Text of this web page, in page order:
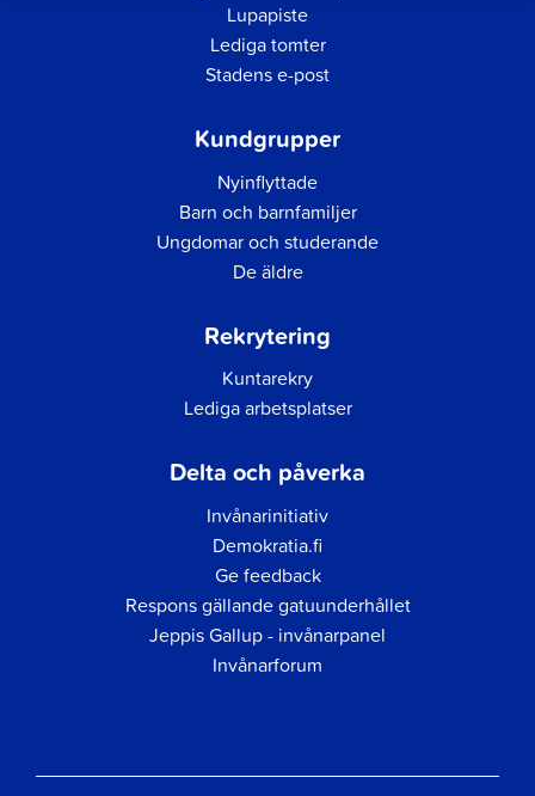
Lupapiste
Lediga tomter
Stadens e-post
Kundgrupper
Nyinflyttade
Barn och barnfamiljer
Ungdomar och studerande
De äldre
Rekrytering
Kuntarekry
Lediga arbetsplatser
Delta och påverka
Invånarinitiativ
Demokratia.fi
Ge feedback
Respons gällande gatuunderhållet
Jeppis Gallup - invånarpanel
Invånarforum